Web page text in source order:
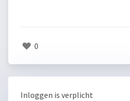
0
Inloggen is verplicht